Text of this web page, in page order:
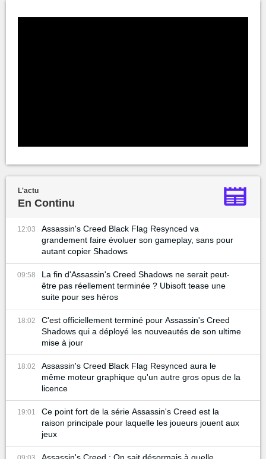
L'actu
En Continu
12:03
Assassin's Creed Black Flag Resynced va
grandement faire évoluer son gameplay, sans pour
autant copier Shadows
09:58
La fin d'Assassin's Creed Shadows ne serait peut-
être pas réellement terminée ? Ubisoft tease une
suite pour ses héros
18:02
C'est officiellement terminé pour Assassin's Creed
Shadows qui a déployé les nouveautés de son ultime
mise à jour
18:02
Assassin's Creed Black Flag Resynced aura le
même moteur graphique qu'un autre gros opus de la
licence
19:01
Ce point fort de la série Assassin's Creed est la
raison principale pour laquelle les joueurs jouent aux
jeux
Assassin's Creed : On sait désormais à quelle